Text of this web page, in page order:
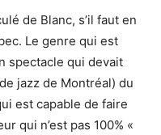
de Blanc, s’il faut en
Le genre qui est
spectacle qui devait
jazz de Montréal) du
est capable de faire
qui n’est pas 100% «